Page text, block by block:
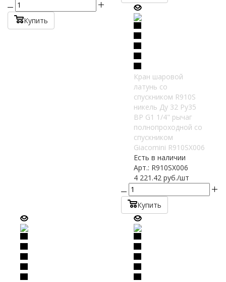
Купить
Кран шаровой
латунь со
спускником R910S
никель Ду 32 Ру35
ВР G1 1/4" рычаг
полнопроходной со
спускником
Giacomini R910SX006
Есть в наличии
Арт.: R910SX006
4 221.42руб./шт
Купить